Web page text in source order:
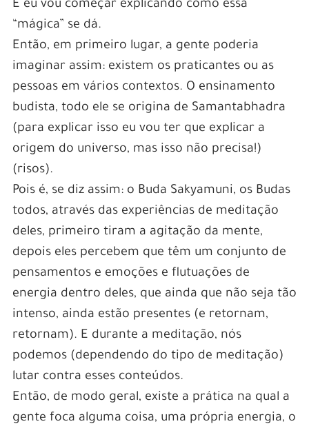
E eu vou começar explicando como essa
“mágica” se dá.
Então, em primeiro lugar, a gente poderia
imaginar assim: existem os praticantes ou as
pessoas em vários contextos. O ensinamento
budista, todo ele se origina de Samantabhadra
(para explicar isso eu vou ter que explicar a
origem do universo, mas isso não precisa!)
(risos).
Pois é, se diz assim: o Buda Sakyamuni, os Budas
todos, através das experiências de meditação
deles, primeiro tiram a agitação da mente,
depois eles percebem que têm um conjunto de
pensamentos e emoções e flutuações de
energia dentro deles, que ainda que não seja tão
intenso, ainda estão presentes (e retornam,
retornam). E durante a meditação, nós
podemos (dependendo do tipo de meditação)
lutar contra esses conteúdos.
Então, de modo geral, existe a prática na qual a
gente foca alguma coisa, uma própria energia, o